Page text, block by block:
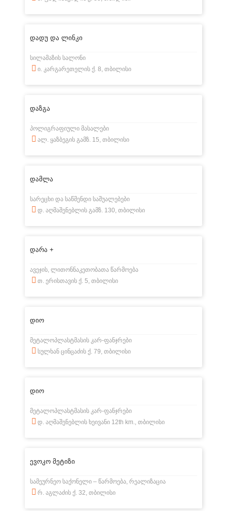
დადუ და ლინკი
სილამაზის სალონი
ი. კარგარეთელის ქ. 8, თბილისი
დაზგა
პოლიგრაფიული მასალები
ალ. ყაზბეგის გამზ. 15, თბილისი
დამლა
სარეცხი და საწმენდი საშუალებები
დ. აღმაშენებლის გამზ. 130, თბილისი
დარა +
ავეჯის, ლითონნაკეთობათა წარმოება
თ. ერისთავის ქ. 5, თბილისი
დიო
მეტალოპლასტმასის კარ-ფანჯრები
სულხან ცინცაძის ქ. 79, თბილისი
დიო
მეტალოპლასტმასის კარ-ფანჯრები
დ. აღმაშენებლის ხეივანი 12th km., თბილისი
ევოკო მეტიზი
სამეურნეო საქონელი – წარმოება, რეალიზაცია
რ. აგლაძის ქ. 32, თბილისი